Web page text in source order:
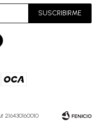
SUSCRIBIRME